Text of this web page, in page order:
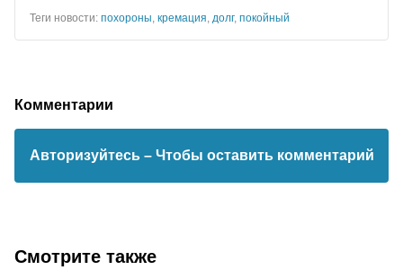
Теги новости: похороны, кремация, долг, покойный
Комментарии
Авторизуйтесь – Чтобы оставить комментарий
Смотрите также